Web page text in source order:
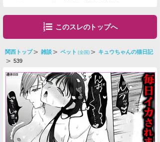
このスレのトップへ
関西トップ 雑談 ペット (全国) キュウちゃんの猫日記
539